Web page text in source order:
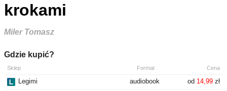
krokami
Miler Tomasz
Gdzie kupić?
Sklep Format Cena
Legimi audiobook od 14,99 zł